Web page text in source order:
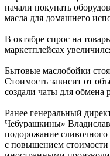
начали покупать
масла для домашнего
В октябре спрос на
маркетплейсах
Бытовые маслобойки
Стоимость зависит от
создали чаты для обмена
Ранее генеральный
Чебурашкины»
подорожание
с повышением стоимости